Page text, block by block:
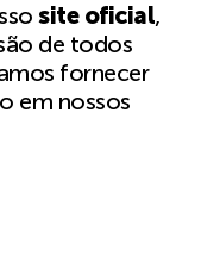
site oficial,
de todos
fornecer
em nossos